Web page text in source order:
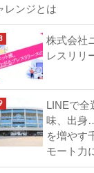
レンジとは
株式会社
レスリリ
LINEで
味、出身
を増やす
モート力